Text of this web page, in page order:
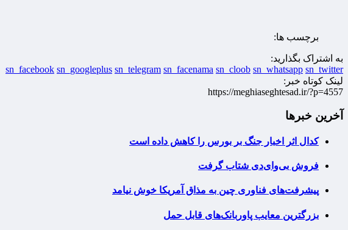
برچسب ها:
به اشتراک بگذارید:
sn_facebook sn_googleplus sn_telegram sn_facenama sn_cloob sn_whatsapp sn_twitter
لینک کوتاه خبر:
https://meghiaseghtesad.ir/?p=4557
آخرین خبرها
کدال اثر اخبار جنگ بر بورس را کاهش داده است
فروش بی‌وای‌دی شتاب گرفت
پیشرفت‌های فناوری چین به مذاق آمریکا خوش نیامد
بزرگترین معایب پاوربانک‌های قابل حمل